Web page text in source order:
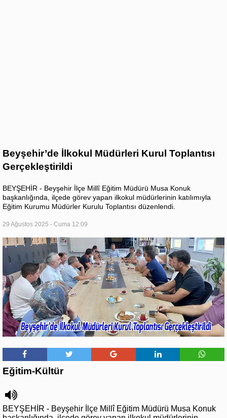
Beyşehir’de İlkokul Müdürleri Kurul Toplantısı
Gerçekleştirildi
BEYŞEHİR - Beyşehir İlçe Millî Eğitim Müdürü Musa Konuk
başkanlığında, ilçede görev yapan ilkokul müdürlerinin katılımıyla
Eğitim Kurumu Müdürler Kurulu Toplantısı düzenlendi.
29 Ağustos 2025 - Cuma 12:09
Eğitim-Kültür
BEYŞEHİR - Beyşehir İlçe Millî Eğitim Müdürü Musa Konuk